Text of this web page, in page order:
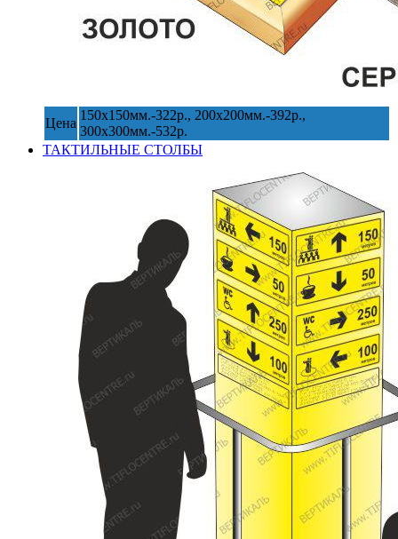
Цена
150х150мм.-322р., 200х200мм.-392р.,
300х300мм.-532р.
ТАКТИЛЬНЫЕ СТОЛБЫ